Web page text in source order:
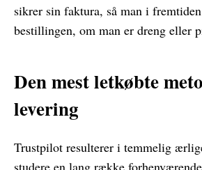
sikrer sin faktura, så man i
bestillingen, om man er dreng eller
Den mest letkøbte
levering
Trustpilot resulterer i temmelig
studere en lang række